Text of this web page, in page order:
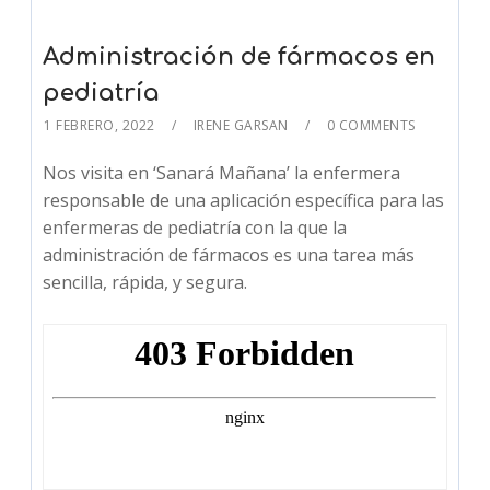
Administración de fármacos en
pediatría
1 FEBRERO, 2022 IRENE GARSAN 0 COMMENTS
Nos visita en ‘Sanará Mañana’ la enfermera
responsable de una aplicación específica para las
enfermeras de pediatría con la que la
administración de fármacos es una tarea más
sencilla, rápida, y segura.